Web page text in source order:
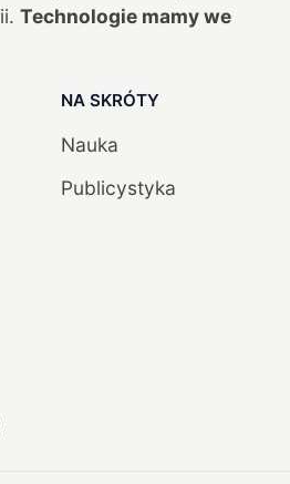
Technologie mamy we
NA SKRÓTY
Nauka
Publicystyka